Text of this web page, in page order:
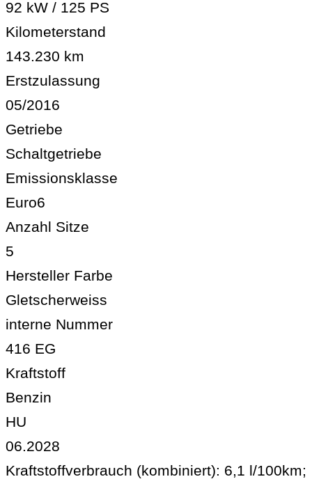
92 kW / 125 PS
Kilometerstand
143.230 km
Erstzulassung
05/2016
Getriebe
Schaltgetriebe
Emissionsklasse
Euro6
Anzahl Sitze
5
Hersteller Farbe
Gletscherweiss
interne Nummer
416 EG
Kraftstoff
Benzin
HU
06.2028
Kraftstoffverbrauch (kombiniert): 6,1 l/100km;